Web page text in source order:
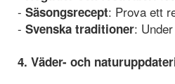
- Säsongsrecept: Prova ett
- Svenska traditioner:
4. Väder- och